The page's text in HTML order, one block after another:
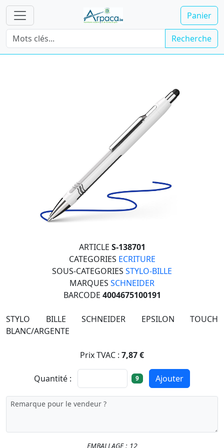
Panier
Recherche
ARTICLE S-138701
CATEGORIES ECRITURE
SOUS-CATEGORIES STYLO-BILLE
MARQUES SCHNEIDER
BARCODE 4004675100191
STYLO BILLE SCHNEIDER EPSILON TOUCH
BLANC/ARGENTE
Prix TVAC : 7,87 €
Quantité : 9 Ajouter
EMBALLAGE : 12